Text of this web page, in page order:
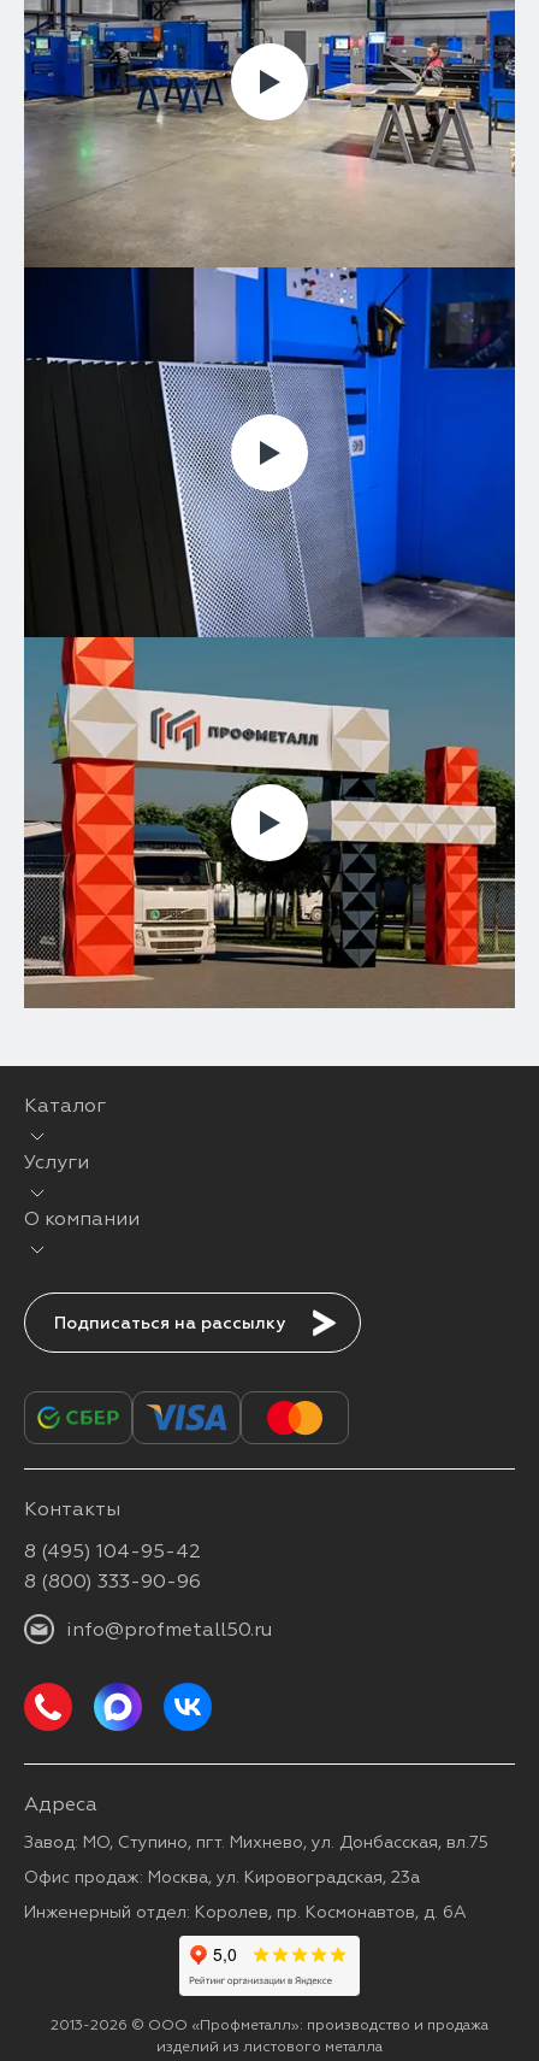
Каталог
Услуги
О компании
Подписаться
Контакты
8 (495) 104-95-42
8 (800) 333-90-96
info@profmetall50.ru
Адреса
Завод: МО, Ступино, пгт. Михнево, ул. Донбасская, вл.75
Офис продаж: Москва, ул. Кировоградская, 23а
Инженерный отдел: Королев, пр. Космонавтов, д. 6А
2013-2026 © ООО «Профметалл»: производство и продажа
изделий из листового металла